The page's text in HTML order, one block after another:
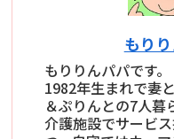
もり
もりりんパパです。
1982年生まれで妻
＆ぷりんとの7人暮
介護施設でサービ